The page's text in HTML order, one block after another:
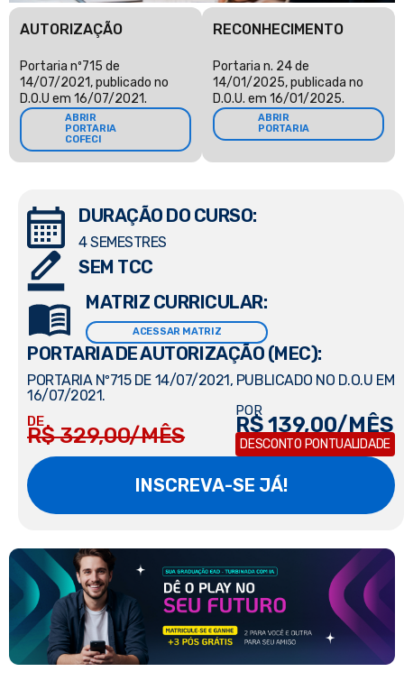
AUTORIZAÇÃO
Portaria nº715 de
14/07/2021, publicado no
D.O.U em 16/07/2021.
ABRIR
PORTARIA
COFECI
RECONHECIMENTO
Portaria n. 24 de
14/01/2025, publicada no
D.O.U. em 16/01/2025.
ABRIR
PORTARIA
DURAÇÃO DO CURSO:
4 SEMESTRES
SEM TCC
MATRIZ CURRICULAR:
ACESSAR MATRIZ
PORTARIA DE AUTORIZAÇÃO (MEC):
PORTARIA Nº715 DE 14/07/2021, PUBLICADO NO D.O.U EM
16/07/2021.
DE
R$ 329,00/MÊS
POR
R$ 139,00/MÊS
DESCONTO PONTUALIDADE
INSCREVA-SE JÁ!